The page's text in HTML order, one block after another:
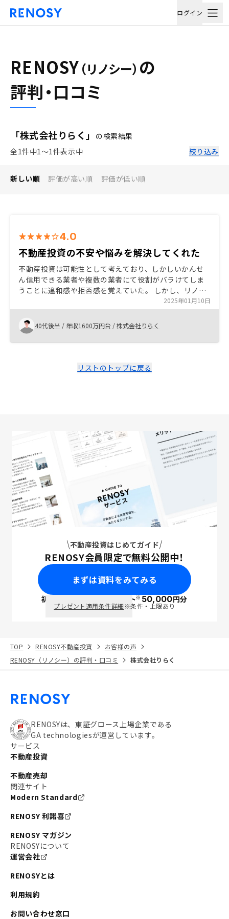
ログイン
RENOSY （リノシー） の
評判・口コミ
「株式会社りらく」
の検索結果
全1件中1〜1件表示中
絞り込み
新しい順 評価が高い順 評価が低い順
4.0
不動産投資の不安や悩みを解決してくれた
不動産投資は可能性として考えており、しかしいかんせ
ん信用できる業者や複数の業者にて役割がバラけてしま
うことに違和感や拒否感を覚えていた。 しかし、リノシ
ーさんは、友人からの紹介ということもあったが、その
辺の不安を払拭する仕組みであったことと、リスクが許
容範囲であったので安心、納得して進められた。
2025年01月10日
40代後半 / 年収1600万円台 /株式会社りらく
リストのトップに戻る
不動産投資はじめてガイド
RENOSY会員限定で無料公開中！
まずは資料をみてみる
初回面談で ポイント※50,000円分
プレゼント適用条件詳細※条件・上限あり
TOP RENOSY不動産投資
お客様の声
RENOSY（リノシー）の評判・口コミ
株式会社りらく
RENOSYは、東証グロース上場企業である
GA technologiesが運営しています。
サービス
不動産投資
不動産売却
関連サイト
Modern Standard
RENOSY 利諾喜
RENOSY マガジン
RENOSYについて
運営会社
RENOSYとは
利用規約
お問い合わせ窓口